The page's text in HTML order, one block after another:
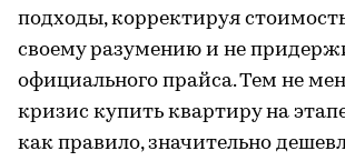
подходы, корректируя
своему разумению и не
официального прайса. Тем не
кризис купить квартиру на
как правило, значительно